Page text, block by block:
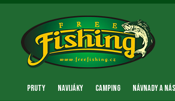
PRUTY NAVIJÁKY CAMPING NÁVNADY A